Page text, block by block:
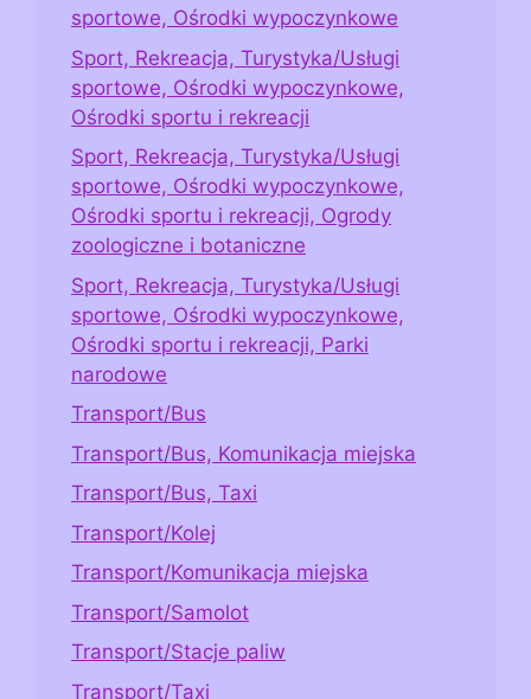
sportowe, Ośrodki wypoczynkowe
Sport, Rekreacja, Turystyka/Usługi
sportowe, Ośrodki wypoczynkowe,
Ośrodki sportu i rekreacji
Sport, Rekreacja, Turystyka/Usługi
sportowe, Ośrodki wypoczynkowe,
Ośrodki sportu i rekreacji, Ogrody
zoologiczne i botaniczne
Sport, Rekreacja, Turystyka/Usługi
sportowe, Ośrodki wypoczynkowe,
Ośrodki sportu i rekreacji, Parki
narodowe
Transport/Bus
Transport/Bus, Komunikacja miejska
Transport/Bus, Taxi
Transport/Kolej
Transport/Komunikacja miejska
Transport/Samolot
Transport/Stacje paliw
Transport/Taxi